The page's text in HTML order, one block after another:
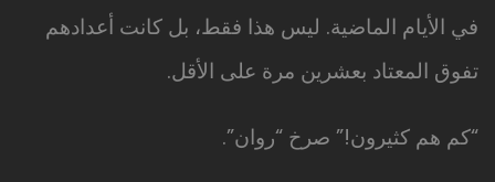
في الأيام الماضية. ليس هذا فقط، بل كانت أعدادهم
تفوق المعتاد بعشرين مرة على الأقل.
“كم هم كثيرون!” صرخ “روان”.